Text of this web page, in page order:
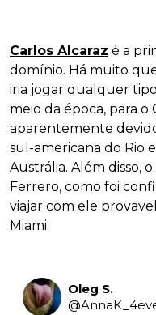
Carlos Alcaraz é a
domínio. Há muito
iria jogar qualquer
meio da época, para
aparentemente
sul-americana do Rio
Austrália. Além disso,
Ferrero, como foi
viajar com ele
Miami.
Oleg S.
@